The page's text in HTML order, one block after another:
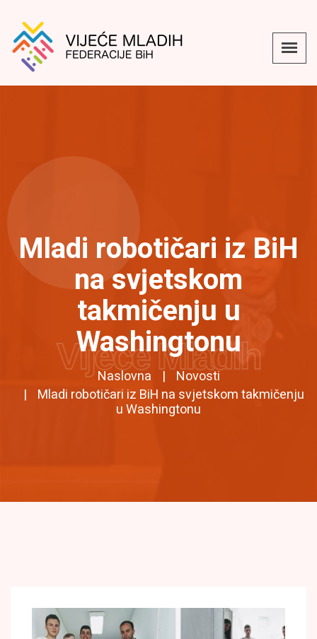
Mladi robotičari iz BiH
na svjetskom
takmičenju u
Washingtonu
Naslovna
Novosti
Mladi robotičari iz BiH na svjetskom takmičenju
u Washingtonu
Vijeće Mladih